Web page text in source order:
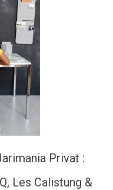
Privat :
Les Calistung &